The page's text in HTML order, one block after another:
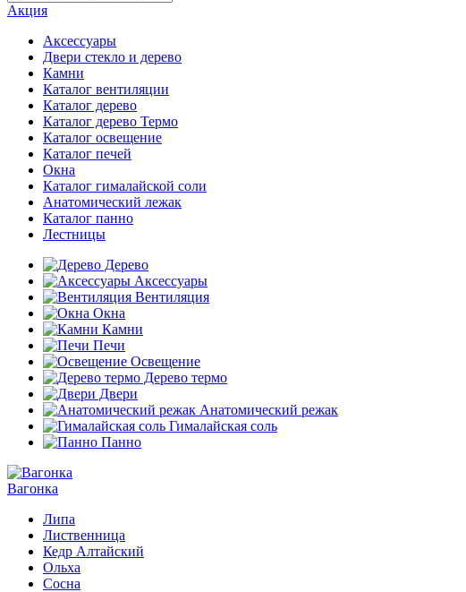
Акция
Аксессуары
Двери стекло и дерево
Камни
Каталог вентиляции
Каталог дерево
Каталог дерево Термо
Каталог освещение
Каталог печей
Окна
Каталог гималайской соли
Анатомический лежак
Каталог панно
Лестницы
Дерево
Аксессуары
Вентиляция
Окна
Камни
Печи
Освещение
Дерево термо
Двери
Анатомический режак
Гималайская соль
Панно
Вагонка
Липа
Лиственница
Кедр Алтайский
Ольха
Сосна